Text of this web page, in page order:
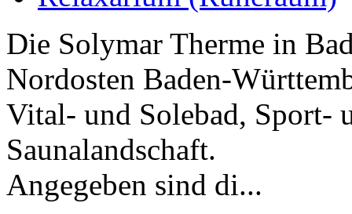
Die Solymar Therme in
Nordosten Baden-
Vital- und Solebad, Sport-
Saunalandschaft.
Angegeben sind di...